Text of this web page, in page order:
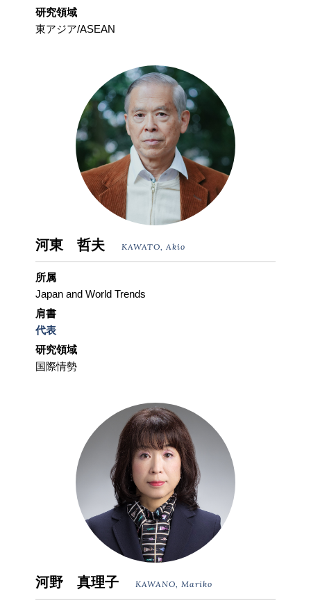
研究領域
東アジア/ASEAN
河東 哲夫 KAWATO, Akio
所属
Japan and World Trends
肩書
代表
研究領域
国際情勢
河野 真理子 KAWANO, Mariko